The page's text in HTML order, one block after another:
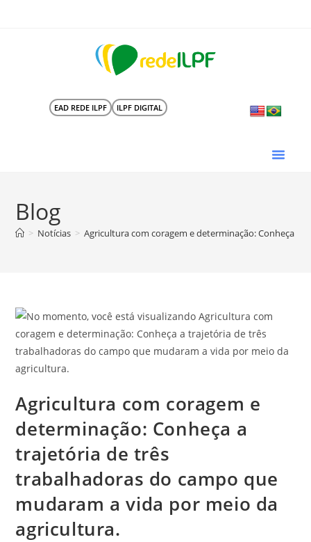
EAD REDE ILPF ILPF DIGITAL
Blog
> Notícias > Agricultura com coragem e determinação: Conheça
Agricultura com coragem e
determinação: Conheça a
trajetória de três
trabalhadoras do campo que
mudaram a vida por meio da
agricultura.